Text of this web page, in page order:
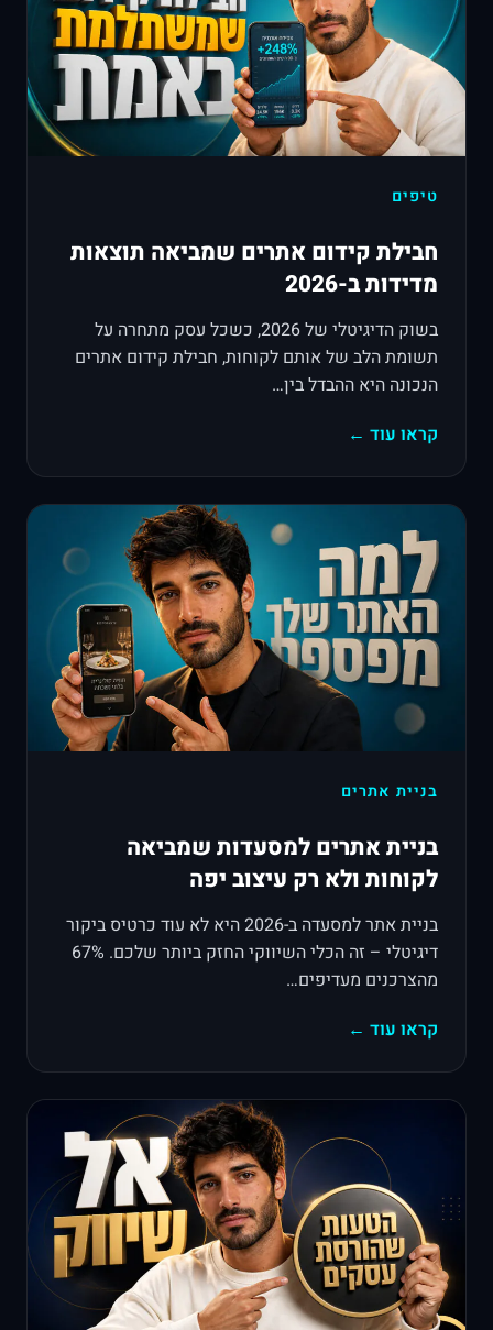
טיפים
חבילת קידום אתרים שמביאה תוצאות
מדידות ב-2026
בשוק הדיגיטלי של 2026, כשכל עסק מתחרה על
תשומת הלב של אותם לקוחות, חבילת קידום אתרים
הנכונה היא ההבדל בין…
קראו עוד ←
בניית אתרים
בניית אתרים למסעדות שמביאה
לקוחות ולא רק עיצוב יפה
בניית אתר למסעדה ב-2026 היא לא עוד כרטיס ביקור
דיגיטלי – זה הכלי השיווקי החזק ביותר שלכם. 67%
מהצרכנים מעדיפים…
קראו עוד ←